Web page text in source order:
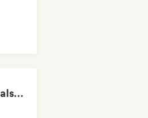
Hip Hop instrumentals - Underground boombap & Lo Fi Hip Hop (by Snaap)